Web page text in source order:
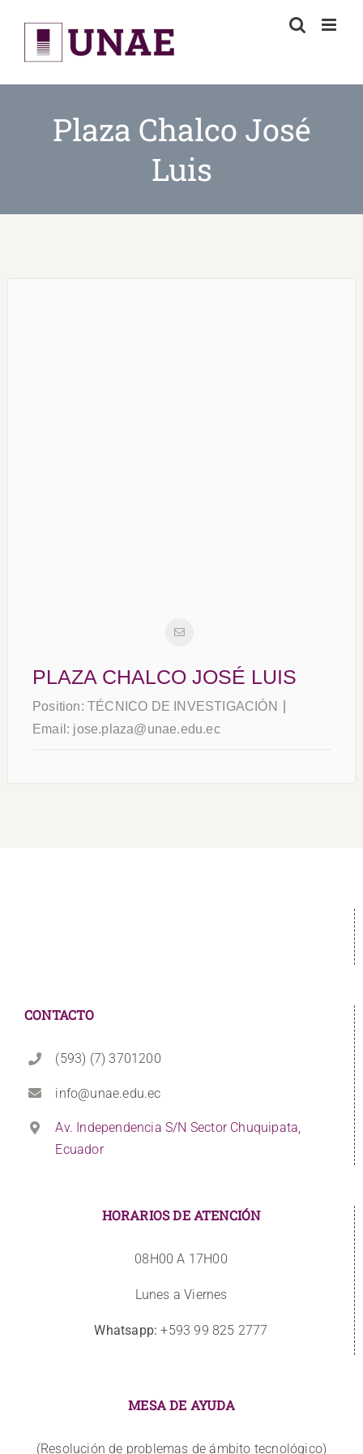
content
Plaza Chalco José
Luis
PLAZA CHALCO JOSÉ LUIS
Position: TÉCNICO DE INVESTIGACIÓN
Email: jose.plaza@unae.edu.ec
CONTACTO
(593) (7) 3701200
info@unae.edu.ec
Av. Independencia S/N Sector Chuquipata,
Ecuador
HORARIOS DE ATENCIÓN
08H00 A 17H00
Lunes a Viernes
Whatsapp: +593 99 825 2777
MESA DE AYUDA
(Resolución de problemas de ámbito tecnológico)